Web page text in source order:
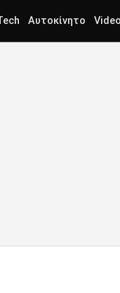
Αυτοκίνητο Video